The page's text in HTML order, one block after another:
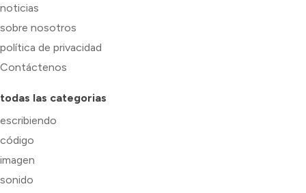
noticias
sobre nosotros
política de privacidad
Contáctenos
todas las categorias
escribiendo
código
imagen
sonido